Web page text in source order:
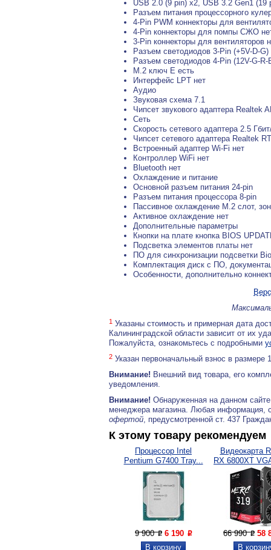
USB 2.0 (9 pin) x2, USB 3.2 Gen1 (19
Разъем питания процессорного
4-Pin PWM коннекторы для
4-Pin коннекторы для помпы СЖО
3-Pin коннекторы для вентиляторов
Разъем светодиодов 3-Pin (+5V-D-G)
Разъем светодиодов 4-Pin (12V-G-R-
M.2 ключ E есть
Интерфейс LPT нет
Аудио
Звуковая схема 7.1
Чипсет звукового адаптера Realtek
Сеть
Скорость сетевого адаптера 2.5
Чипсет сетевого адаптера Realtek
Встроенный адаптер Wi-Fi нет
Контроллер WiFi нет
Bluetooth нет
Охлаждение и питание
Основной разъем питания 24-pin
Разъем питания процессора 8-pin
Пассивное охлаждение M.2 слот,
Активное охлаждение нет
Дополнительные параметры
Кнопки на плате кнопка BIOS
Подсветка элементов платы нет
ПО для синхронизации подсветки
Комплектация диск с ПО,
Особенности, дополнительно
1 Указаны стоимость и примерная дата
Калининградской области зависит от их
Пожалуйста, ознакомьтесь с подробными
2 Указан первоначальный взнос в
Внимание! Внешний вид товара, его
уведомления.
Внимание! Обнаруженная на данном
менеджера магазина. Любая информация,
офертой, предусмотренной ст. 437
К этому товару рекомендуем
Процессор Intel
Pentium G7400 Tray...
9 900P 6 190 P
Видеокарта
RX 6800XT
66 990P 58